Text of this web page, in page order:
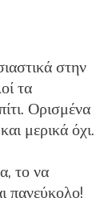
στην
τα
Ορισμένα
μερικά όχι.
το να
πανεύκολο!